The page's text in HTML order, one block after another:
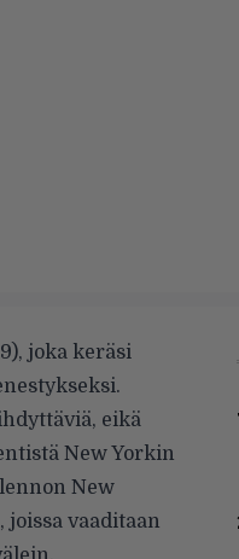
joka keräsi
eikä
New Yorkin
New
joissa vaaditaan